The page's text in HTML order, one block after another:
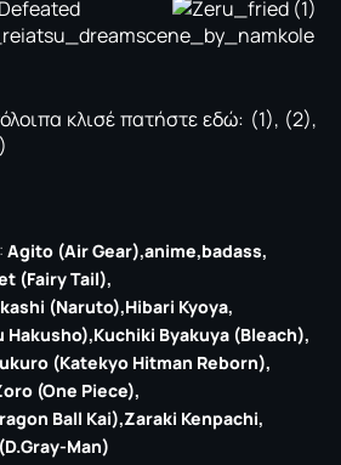
κλισέ πατήστε εδώ: (1), (2),
Agito (Air Gear) anime badass
(Fairy Tail)
(Naruto) Hibari Kyoya
Hakusho) Kuchiki Byakuya (Bleach)
(Katekyo Hitman Reborn)
(One Piece)
Βall Κai) Zaraki Kenpachi
Man)